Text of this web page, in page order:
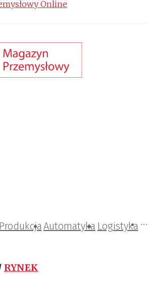
ProdukcjaAutomatyka Logistyka
i konstrukcje
IT
RYNEK
Online